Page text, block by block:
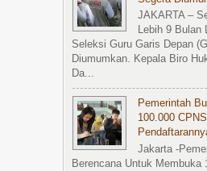
JAKARTA –
Lebih 9 Bulan
Seleksi Guru Garis Depan
Diumumkan. Kepala Biro
Da...
Pemerintah
100.000
Jakarta -
Berencana Untuk Membuka